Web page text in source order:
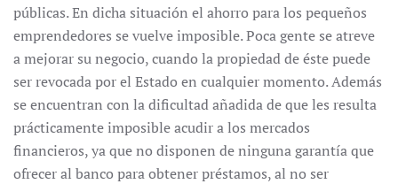
públicas. En dicha situación el ahorro para los pequeños
emprendedores se vuelve imposible. Poca gente se atreve
a mejorar su negocio, cuando la propiedad de éste puede
ser revocada por el Estado en cualquier momento. Además
se encuentran con la dificultad añadida de que les resulta
prácticamente imposible acudir a los mercados
financieros, ya que no disponen de ninguna garantía que
ofrecer al banco para obtener préstamos, al no ser